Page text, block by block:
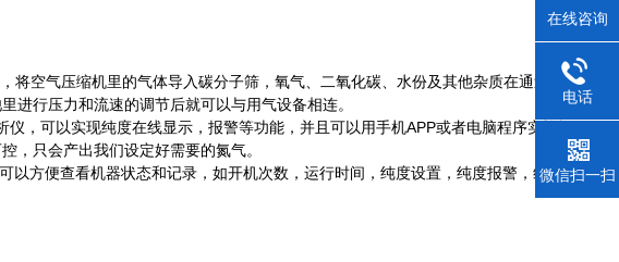
将空气压缩机里的气体导入碳分子筛，氧气、二氧化碳、水份及其他杂质在通过碳分子
进行压力和流速的调节后就可以与用气设备相连。
，可以实现纯度在线显示，报警等功能，并且可以用手机APP或者电脑程序实施远程
，只会产出我们设定好需要的氮气。
以方便查看机器状态和记录，如开机次数，运行时间，纯度设置，纯度报警，维修服务
在线咨询
电话
微信扫一扫